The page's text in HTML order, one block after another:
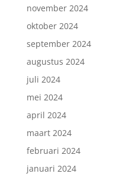
november 2024
oktober 2024
september 2024
augustus 2024
juli 2024
mei 2024
april 2024
maart 2024
februari 2024
januari 2024
Inschrijven